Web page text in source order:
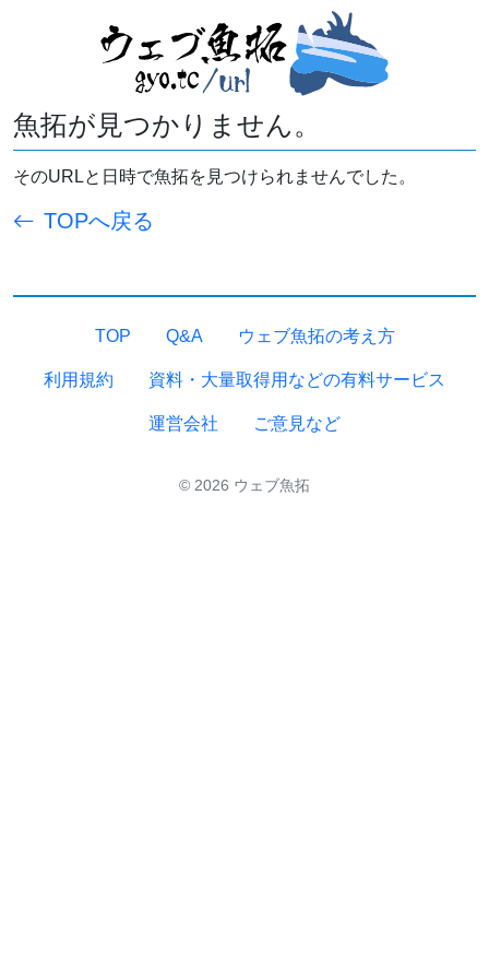
魚拓が見つかりません。
そのURLと日時で魚拓を見つけられませんでした。
TOPへ戻る
TOP Q&A ウェブ魚拓の考え方
利用規約 資料・大量取得用などの有料サービス
運営会社 ご意見など
© 2026 ウェブ魚拓